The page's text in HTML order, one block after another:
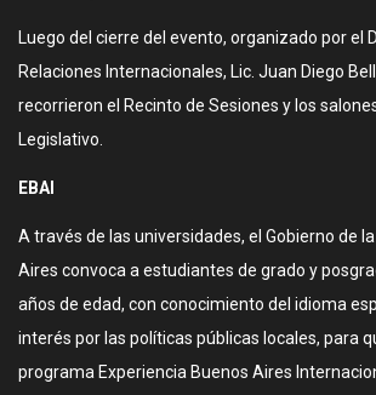
Luego del cierre del evento, organizado por el
Relaciones Internacionales, Lic. Juan Diego
recorrieron el Recinto de Sesiones y los
Legislativo.
EBAI
A través de las universidades, el Gobierno de
Aires convoca a estudiantes de grado y
años de edad, con conocimiento del idioma
interés por las políticas públicas locales, para
programa Experiencia Buenos Aires